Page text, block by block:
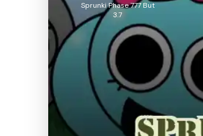
Sprunki Phase 777 But
3.7